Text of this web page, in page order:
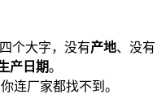
个大字，没有产地、没有
产日期。
连厂家都找不到。